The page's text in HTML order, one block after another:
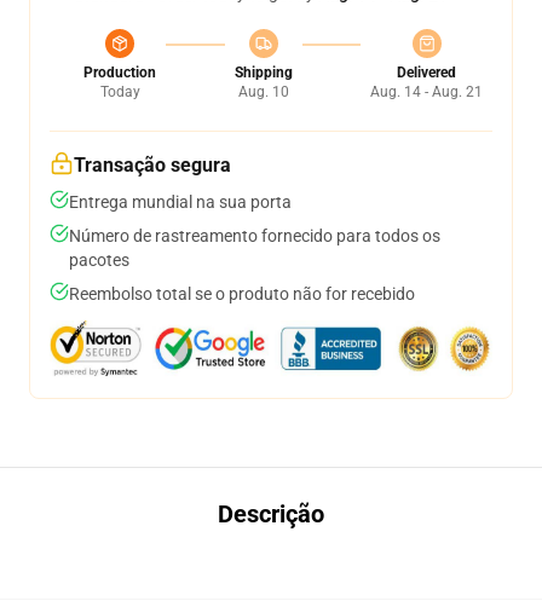
Production
Today
Shipping
Aug. 10
Delivered
Aug. 14 - Aug. 21
Transação segura
Entrega mundial na sua porta
Número de rastreamento fornecido para todos os
pacotes
Reembolso total se o produto não for recebido
Descrição